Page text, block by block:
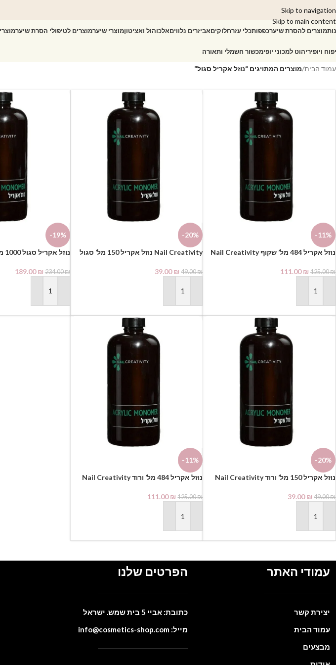
Skip to navigation
Skip to main content
מוצרים להסרת שיערכפפותכלי עזרחלוקיםאביזרים נלוויםאלכוהול ואציטוןמוצרי שיערמוצרים לטיפולי הסרת שיער
ויופיריהוט למכוני יופימכשור חשמלי ותאורה
עמוד הבית/מוצרים המתויגים “נוזל אקריל סגול”
-11%
נוזל אקריל 484 מל’ שקוף Nail Creativity⁩
125.00₪
111.00₪
הוספה לסל
-20%
49.00₪
39.00₪
הוספה לסל
-19%
נוזל אקריל סגול 1000 מ”ל Nail Creativity
234.00₪
189.00₪
הוספה לסל
-20%
נוזל אקריל 150 מל’ ורוד Nail Creativity
49.00₪
39.00₪
הוספה לסל
-11%
נוזל אקריל 484 מל’ ורוד Nail Creativity⁩
125.00₪
111.00₪
הוספה לסל
עמודי האתר
יצירת קשר
עמוד הבית
מבצעים
הפרטים שלנו
כתובת: אביי 5 בית שמש. ישראל
מייל: info@cosmetics-shop.com